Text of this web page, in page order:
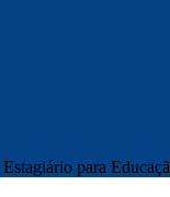
Estagiário para